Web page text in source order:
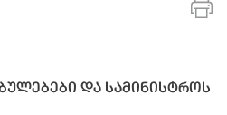
და სამინისტროს